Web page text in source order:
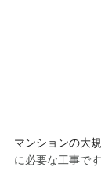
マンションの大
に必要な工事です